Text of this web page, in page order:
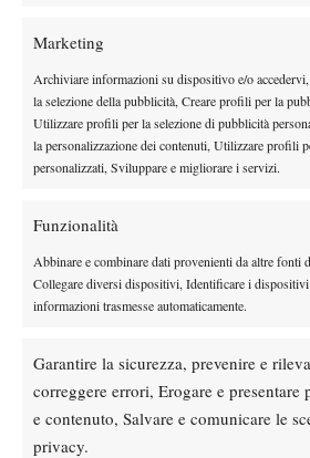
Marketing
Archiviare informazioni su dispositivo e/o
la selezione della pubblicità, Creare profili per la
Utilizzare profili per la selezione di pubblicità
la personalizzazione dei contenuti, Utilizzare profili
personalizzati, Sviluppare e migliorare i servizi.
Funzionalità
Abbinare e combinare dati provenienti da altre fonti
Collegare diversi dispositivi, Identificare i dispositivi
informazioni trasmesse automaticamente.
Garantire la sicurezza, prevenire e
correggere errori, Erogare e presentare
e contenuto, Salvare e comunicare le
privacy.
rapporto al campo partecipanti, buono
la finale di Fed Cup. Ah, quasi
delle Olimpiadi, la finale per il terzo
ritiro della Lisicki) nel tennis fa ridere i